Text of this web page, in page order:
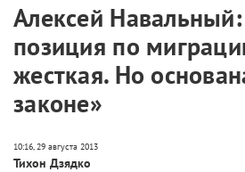
Алексей
позиция по
жесткая. Но
законе»
Тихон Дзядко